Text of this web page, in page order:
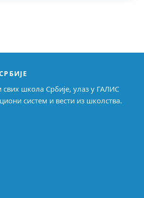
свих школа Србије, улаз у ГАЛИС
систем и вести из школства.